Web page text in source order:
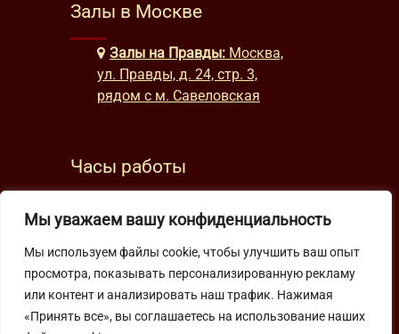
Мы уважаем вашу конфиденциальность
Мы используем файлы cookie, чтобы улучшить ваш опыт
просмотра, показывать персонализированную рекламу
или контент и анализировать наш трафик. Нажимая
«Принять все», вы соглашаетесь на использование наших
Залы в Москве
Залы на Правды: Москва,
ул. Правды, д. 24, стр. 3,
рядом с м. Савеловская
Часы работы
выходные: с 10:00 до 19:30
Подпишитесь на нашу рассылку